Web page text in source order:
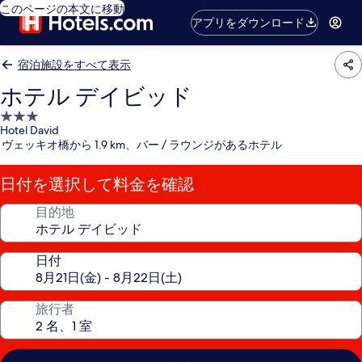
このページの本文に移動
アプリをダウンロード
宿泊施設をすべて表示
ホテル デイビッド
3.0
つ
星
宿
泊
施
Hotel David
ヴェッキオ橋から 1.9 km、バー / ラウンジがあるホテル
日付を選択して料金を確認
目的地
日付
旅行者